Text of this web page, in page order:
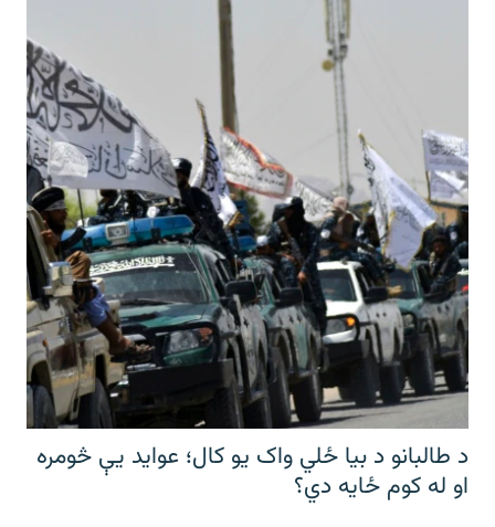
د طالبانو د بیا ځلي واک یو کال؛ عواید یې څومره
او له کوم ځایه دي؟